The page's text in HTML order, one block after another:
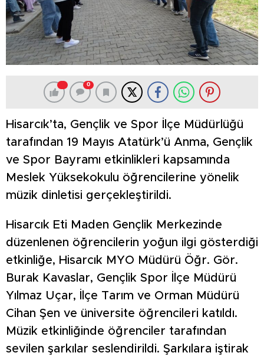
0
Hisarcık’ta, Gençlik ve Spor İlçe Müdürlüğü
tarafından 19 Mayıs Atatürk’ü Anma, Gençlik
ve Spor Bayramı etkinlikleri kapsamında
Meslek Yüksekokulu öğrencilerine yönelik
müzik dinletisi gerçekleştirildi.
Hisarcık Eti Maden Gençlik Merkezinde
düzenlenen öğrencilerin yoğun ilgi gösterdiği
etkinliğe, Hisarcık MYO Müdürü Öğr. Gör.
Burak Kavaslar, Gençlik Spor İlçe Müdürü
Yılmaz Uçar, İlçe Tarım ve Orman Müdürü
Cihan Şen ve üniversite öğrencileri katıldı.
Müzik etkinliğinde öğrenciler tarafından
sevilen şarkılar seslendirildi. Şarkılara iştirak